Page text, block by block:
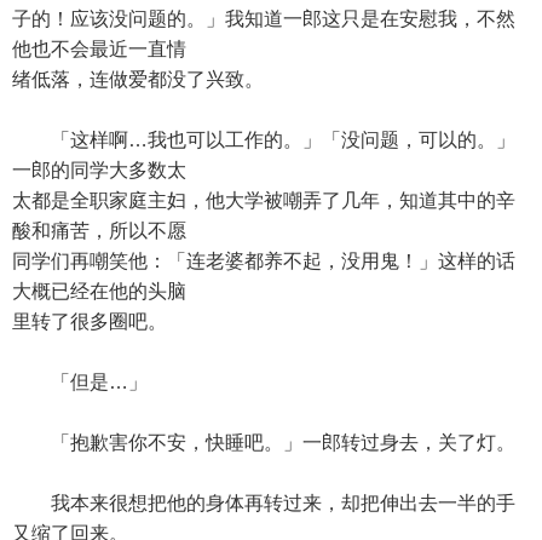
子的！应该没问题的。」我知道一郎这只是在安慰我，不然
他也不会最近一直情
绪低落，连做爱都没了兴致。
「这样啊…我也可以工作的。」「没问题，可以的。」
一郎的同学大多数太
太都是全职家庭主妇，他大学被嘲弄了几年，知道其中的辛
酸和痛苦，所以不愿
同学们再嘲笑他：「连老婆都养不起，没用鬼！」这样的话
大概已经在他的头脑
里转了很多圈吧。
「但是…」
「抱歉害你不安，快睡吧。」一郎转过身去，关了灯。
我本来很想把他的身体再转过来，却把伸出去一半的手
又缩了回来。